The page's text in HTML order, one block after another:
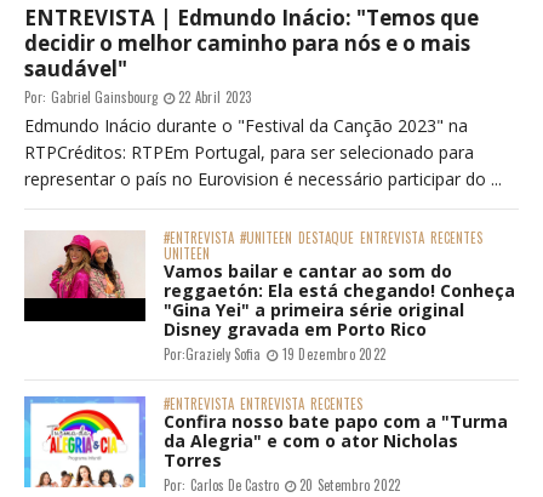
ENTREVISTA | Edmundo Inácio: "Temos que
decidir o melhor caminho para nós e o mais
saudável"
Por: Gabriel Gainsbourg 22 Abril 2023
Edmundo Inácio durante o "Festival da Canção 2023" na
RTPCréditos: RTPEm Portugal, para ser selecionado para
representar o país no Eurovision é necessário participar do ...
#ENTREVISTA #UNITEEN DESTAQUE ENTREVISTA RECENTES
UNITEEN
Vamos bailar e cantar ao som do
reggaetón: Ela está chegando! Conheça
"Gina Yei" a primeira série original
Disney gravada em Porto Rico
Por:Graziely Sofia 19 Dezembro 2022
#ENTREVISTA ENTREVISTA RECENTES
Confira nosso bate papo com a "Turma
da Alegria" e com o ator Nicholas
Torres
Por: Carlos De Castro 20 Setembro 2022